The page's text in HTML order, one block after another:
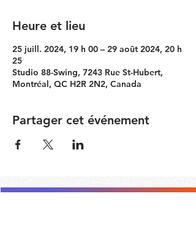
Heure et lieu
25 juill. 2024, 19 h 00 – 29 août 2024, 20 h
25
Studio 88-Swing, 7243 Rue St-Hubert,
Montréal, QC H2R 2N2, Canada
Partager cet événement